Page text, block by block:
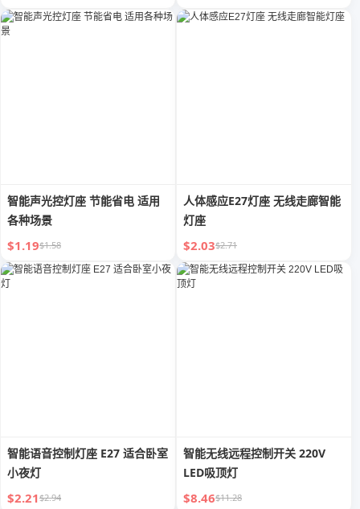
智能声光控灯座 节能省电 适用
各种场景
$1.19$1.58
人体感应E27灯座 无线走廊智能
灯座
$2.03$2.71
智能语音控制灯座 E27 适合卧室
小夜灯
$2.21$2.94
智能无线远程控制开关 220V
LED吸顶灯
$8.46$11.28